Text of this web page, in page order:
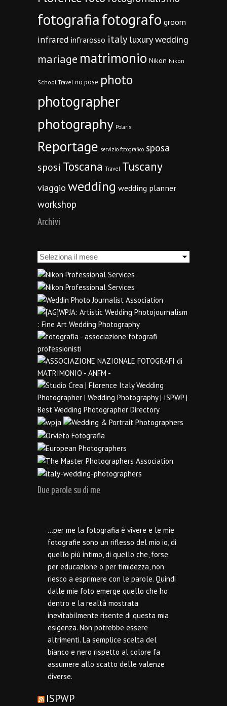
fotografiafotografo groom
infrared infrarosso italy luxury wedding
mariage matrimonio Nikon Nikon
School Travel no pose photo
photographer
photography Polaris
Reportage servizio fotografico sposa
sposi Toscana Travel Tuscany
viaggio wedding wedding planner
workshop
Archivi
Archivi
Due parole su di me
…per me la fotografia è vivere e le mie
fotografie sono un riflesso del mio io, di
quello più intimo, di quello che, forse
per educazione o per timidezza, non
riesco a esprimere con le parole. Quindi
dalle mie foto emerge quello che ho
dentro e la realtà mostrata
inevitabilmente risente di questa mia
esigenza. Non potrebbe essere
altrimenti. La semplice scelta del
bianco e nero rispetto al colore fa
assumere allo scatto delle valenze
diverse.
ISPWP